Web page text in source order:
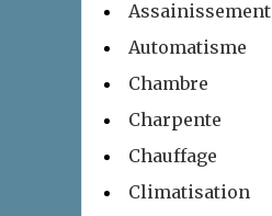
Assainissement
Automatisme
Chambre
Charpente
Chauffage
Climatisation